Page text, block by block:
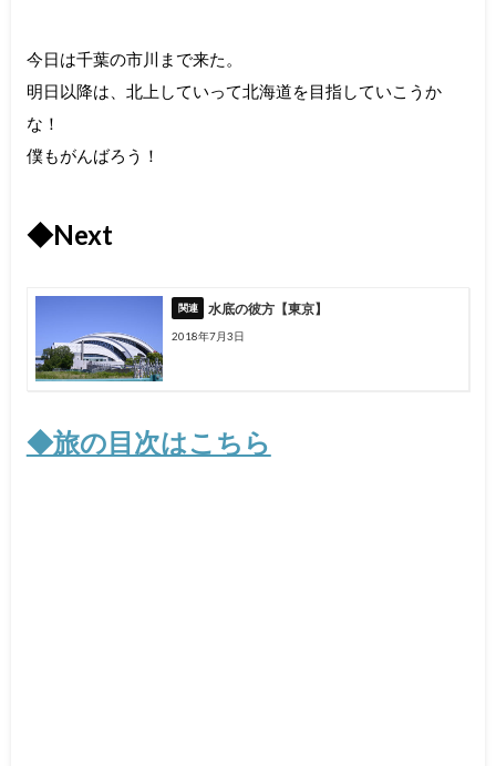
今日は千葉の市川まで来た。
明日以降は、北上していって北海道を目指していこうか
な！
僕もがんばろう！
◆Next
水底の彼方【東京】
2018年7月3日
◆旅の目次はこちら